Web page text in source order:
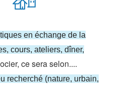
en échange de la
cours, ateliers, dîner,
ce sera selon....
recherché (nature, urbain,